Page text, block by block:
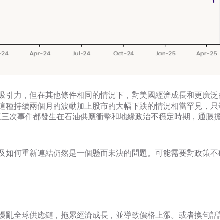
力，但在其他條件相同的情況下，對美國經濟成長和更廣泛
持續兩個月的波動加上股市的大幅下跌的情況相當罕見，只
次事件都發生在石油供應衝擊和地緣政治不穩定時期，通脹
何重新連結仍然是一個懸而未決的問題。可能需要對政策不
全球供應鏈，拖累經濟成長，並導致價格上漲。或者換句話